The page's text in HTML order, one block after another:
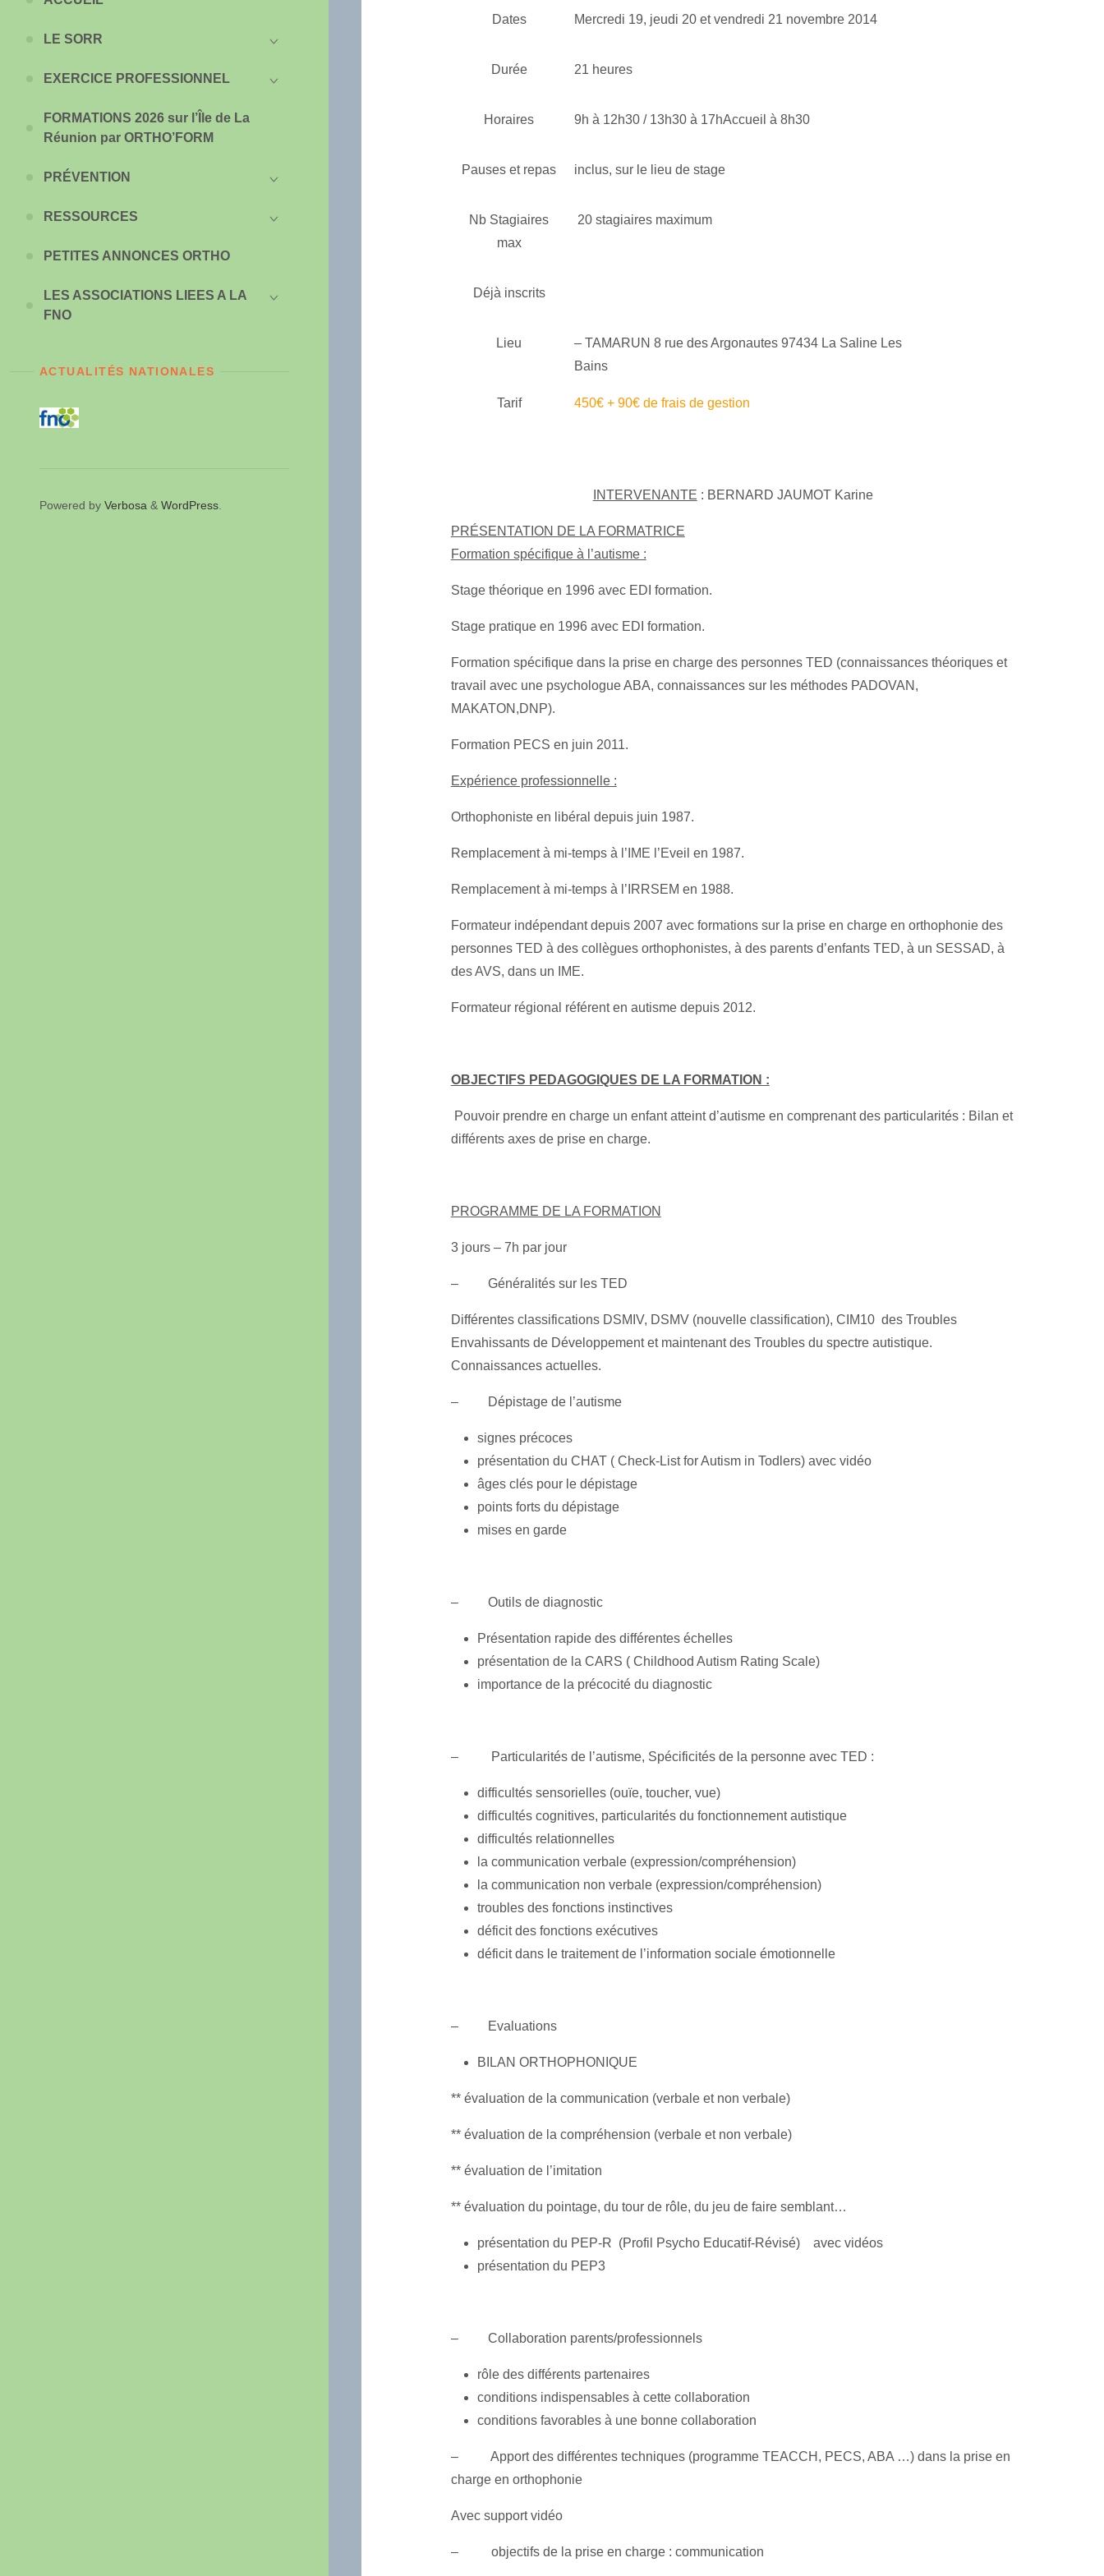
LE SORR
EXERCICE PROFESSIONNEL
FORMATIONS 2026 sur l’Île de La
Réunion par ORTHO’FORM
PRÉVENTION
RESSOURCES
PETITES ANNONCES ORTHO
LES ASSOCIATIONS LIEES A LA
FNO
ACTUALITÉS NATIONALES
Powered by Verbosa & WordPress
Dates Mercredi 19, jeudi 20 et vendredi 21 novembre 2014
Durée 21 heures
Horaires 9h à 12h30 / 13h30 à 17hAccueil à 8h30
Pauses et repas inclus, sur le lieu de stage
Nb Stagiaires
max
20 stagiaires maximum
Déjà inscrits
Lieu
– TAMARUN 8 rue des Argonautes 97434 La Saline Les
Bains
Tarif 450€ + 90€ de frais de gestion
INTERVENANTE : BERNARD JAUMOT Karine
PRÉSENTATION DE LA FORMATRICE
Formation spécifique à l’autisme :
Stage théorique en 1996 avec EDI formation.
Stage pratique en 1996 avec EDI formation.
Formation spécifique dans la prise en charge des personnes TED (connaissances théoriques et
travail avec une psychologue ABA, connaissances sur les méthodes PADOVAN,
MAKATON,DNP).
Formation PECS en juin 2011.
Expérience professionnelle :
Orthophoniste en libéral depuis juin 1987.
Remplacement à mi-temps à l’IME l’Eveil en 1987.
Remplacement à mi-temps à l’IRRSEM en 1988.
Formateur indépendant depuis 2007 avec formations sur la prise en charge en orthophonie des
personnes TED à des collègues orthophonistes, à des parents d’enfants TED, à un SESSAD, à
des AVS, dans un IME.
Formateur régional référent en autisme depuis 2012.
OBJECTIFS PEDAGOGIQUES DE LA FORMATION :
Pouvoir prendre en charge un enfant atteint d’autisme en comprenant des particularités : Bilan et
différents axes de prise en charge.
PROGRAMME DE LA FORMATION
3 jours – 7h par jour
– Généralités sur les TED
Différentes classifications DSMIV, DSMV (nouvelle classification), CIM10 des Troubles
Envahissants de Développement et maintenant des Troubles du spectre autistique.
Connaissances actuelles.
– Dépistage de l’autisme
signes précoces
présentation du CHAT ( Check-List for Autism in Todlers) avec vidéo
âges clés pour le dépistage
points forts du dépistage
mises en garde
– Outils de diagnostic
Présentation rapide des différentes échelles
présentation de la CARS ( Childhood Autism Rating Scale)
importance de la précocité du diagnostic
– Particularités de l’autisme, Spécificités de la personne avec TED :
difficultés sensorielles (ouïe, toucher, vue)
difficultés cognitives, particularités du fonctionnement autistique
difficultés relationnelles
la communication verbale (expression/compréhension)
la communication non verbale (expression/compréhension)
troubles des fonctions instinctives
déficit des fonctions exécutives
déficit dans le traitement de l’information sociale émotionnelle
– Evaluations
BILAN ORTHOPHONIQUE
** évaluation de la communication (verbale et non verbale)
** évaluation de la compréhension (verbale et non verbale)
** évaluation de l’imitation
** évaluation du pointage, du tour de rôle, du jeu de faire semblant…
présentation du PEP-R (Profil Psycho Educatif-Révisé) avec vidéos
présentation du PEP3
– Collaboration parents/professionnels
rôle des différents partenaires
conditions indispensables à cette collaboration
conditions favorables à une bonne collaboration
– Apport des différentes techniques (programme TEACCH, PECS, ABA…) dans la prise en
charge en orthophonie
Avec support vidéo
– objectifs de la prise en charge : communication